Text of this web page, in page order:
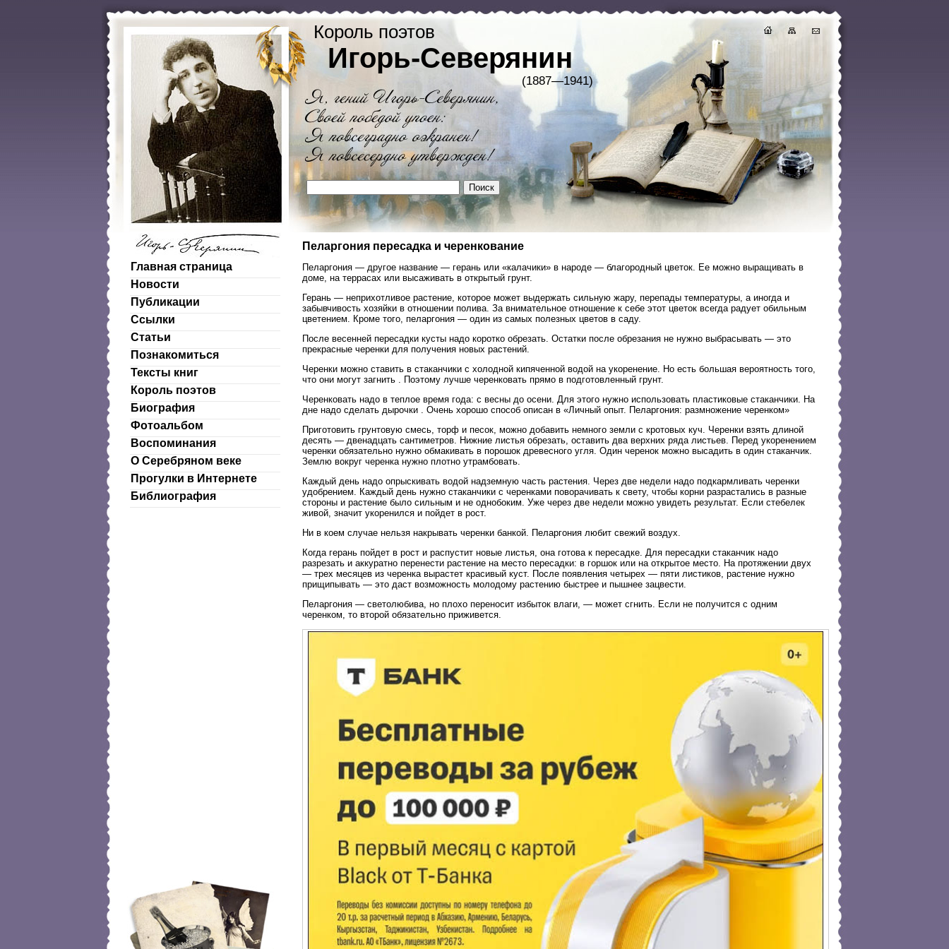
Король поэтов
Игорь-Северянин
(1887—1941)
Главная страница
Новости
Публикации
Ссылки
Статьи
Познакомиться
Тексты книг
Король поэтов
Биография
Фотоальбом
Воспоминания
О Серебряном веке
Прогулки в Интернете
Библиография
Пеларгония пересадка и черенкование
Пеларгония — другое название — герань или «калачики» в народе — благородный цветок. Ее можно выращивать в
доме, на террасах или высаживать в открытый грунт.
Герань — неприхотливое растение, которое может выдержать сильную жару, перепады температуры, а иногда и
забывчивость хозяйки в отношении полива. За внимательное отношение к себе этот цветок всегда радует обильным
цветением. Кроме того, пеларгония — один из самых полезных цветов в саду.
После весенней пересадки кусты надо коротко обрезать. Остатки после обрезания не нужно выбрасывать — это
прекрасные черенки для получения новых растений.
Черенки можно ставить в стаканчики с холодной кипяченной водой на укоренение. Но есть большая вероятность того,
что они могут загнить . Поэтому лучше черенковать прямо в подготовленный грунт.
Черенковать надо в теплое время года: с весны до осени. Для этого нужно использовать пластиковые стаканчики. На
дне надо сделать дырочки . Очень хорошо способ описан в «Личный опыт. Пеларгония: размножение черенком»
Приготовить грунтовую смесь, торф и песок, можно добавить немного земли с кротовых куч. Черенки взять длиной
десять — двенадцать сантиметров. Нижние листья обрезать, оставить два верхних ряда листьев. Перед укоренением
черенки обязательно нужно обмакивать в порошок древесного угля. Один черенок можно высадить в один стаканчик.
Землю вокруг черенка нужно плотно утрамбовать.
Каждый день надо опрыскивать водой надземную часть растения. Через две недели надо подкармливать черенки
удобрением. Каждый день нужно стаканчики с черенками поворачивать к свету, чтобы корни разрастались в разные
стороны и растение было сильным и не однобоким. Уже через две недели можно увидеть результат. Если стебелек
живой, значит укоренился и пойдет в рост.
Ни в коем случае нельзя накрывать черенки банкой. Пеларгония любит свежий воздух.
Когда герань пойдет в рост и распустит новые листья, она готова к пересадке. Для пересадки стаканчик надо
разрезать и аккуратно перенести растение на место пересадки: в горшок или на открытое место. На протяжении двух
— трех месяцев из черенка вырастет красивый куст. После появления четырех — пяти листиков, растение нужно
прищипывать — это даст возможность молодому растению быстрее и пышнее зацвести.
Пеларгония — светолюбива, но плохо переносит избыток влаги, — может сгнить. Если не получится с одним
черенком, то второй обязательно приживется.